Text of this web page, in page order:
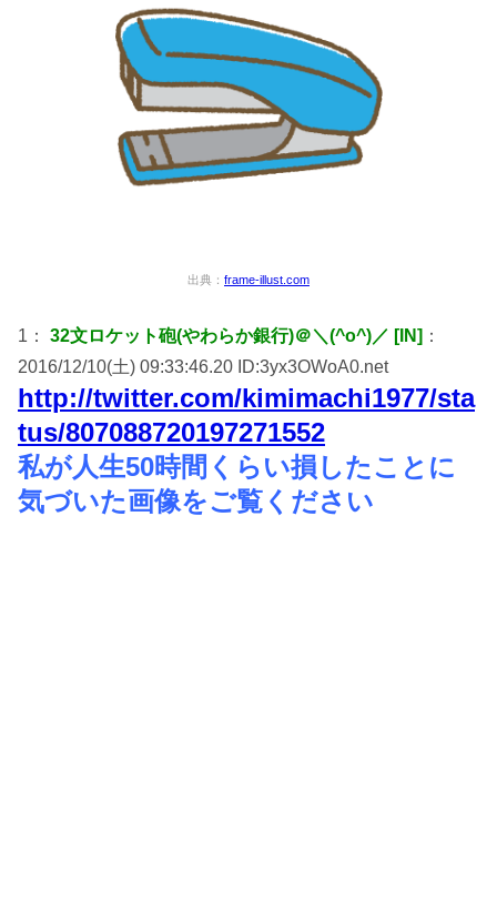
出典： frame-illust.com
1： 32文ロケット砲(やわらか銀行)＠＼(^o^)／ [IN] ：
2016/12/10(土) 09:33:46.20 ID:3yx3OWoA0.net
http://twitter.com/kimimachi1977/sta
tus/807088720197271552
私が人生50時間くらい損したことに
気づいた画像をご覧ください